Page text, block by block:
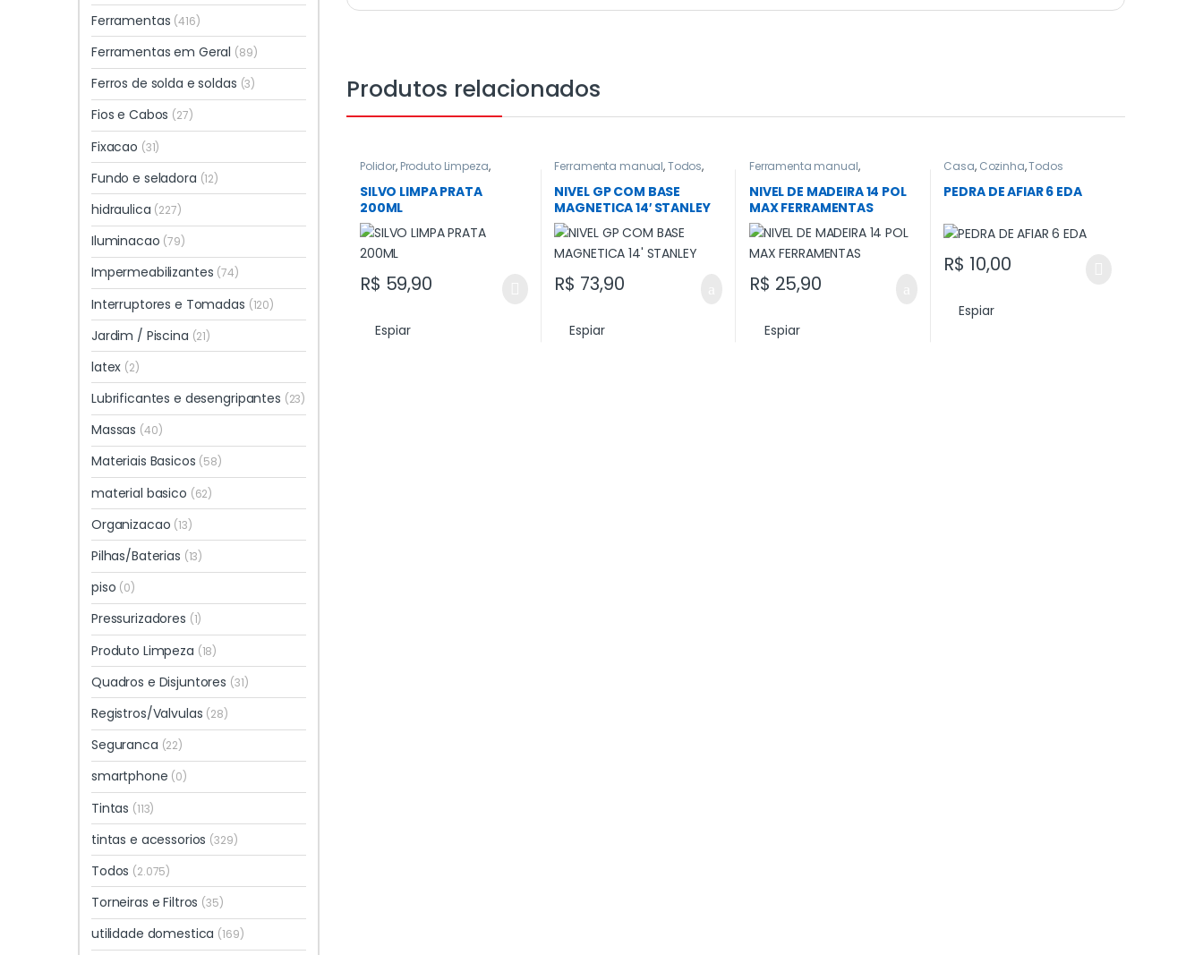
Produtos relacionados
Polidor, Produto Limpeza,
, utilidade domestica
SILVO LIMPA PRATA
200ML
R$ 59,90
Espiar
Ferramenta manual,Todos,
NIVEL GP COM BASE
MAGNETICA 14′ STANLEY
R$ 73,90
Espiar
Ferramenta manual,
Ferramentas em Geral
Trena e Nivel
NIVEL DE MADEIRA 14 POL
MAX FERRAMENTAS
R$ 25,90
Espiar
Casa, Cozinha,Todos
PEDRA DE AFIAR 6 EDA
R$ 10,00
Espiar
Ferramentas (416)
Ferramentas em Geral (89)
Ferros de solda e soldas (3)
Fios e Cabos (27)
Fixacao (31)
Fundo e seladora (12)
hidraulica (227)
Iluminacao (79)
Impermeabilizantes (74)
Interruptores e Tomadas (120)
Jardim / Piscina (21)
latex (2)
Lubrificantes e desengripantes (23)
Massas (40)
Materiais Basicos (58)
material basico (62)
Organizacao (13)
Pilhas/Baterias (13)
piso (0)
Pressurizadores (1)
Produto Limpeza (18)
Quadros e Disjuntores (31)
Registros/Valvulas (28)
Seguranca (22)
smartphone (0)
Tintas (113)
tintas e acessorios (329)
Todos (2.075)
Torneiras e Filtros (35)
utilidade domestica (169)